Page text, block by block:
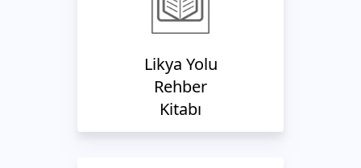
Likya Yolu
Rehber
Kitabı